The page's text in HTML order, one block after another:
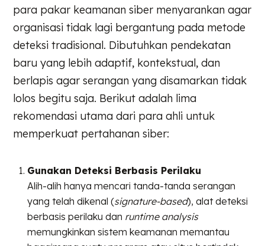
para pakar keamanan siber menyarankan agar
organisasi tidak lagi bergantung pada metode
deteksi tradisional. Dibutuhkan pendekatan
baru yang lebih adaptif, kontekstual, dan
berlapis agar serangan yang disamarkan tidak
lolos begitu saja. Berikut adalah lima
rekomendasi utama dari para ahli untuk
memperkuat pertahanan siber:
Gunakan Deteksi Berbasis Perilaku
Alih-alih hanya mencari tanda-tanda serangan
yang telah dikenal (signature-based), alat deteksi
berbasis perilaku dan runtime analysis
memungkinkan sistem keamanan memantau